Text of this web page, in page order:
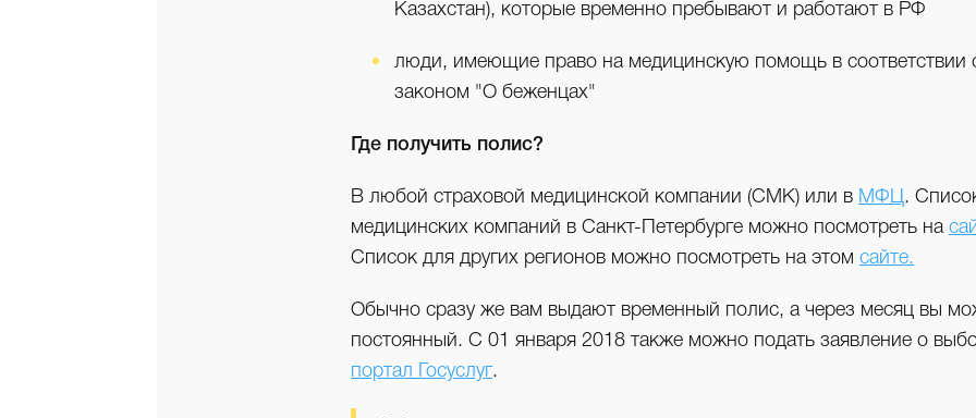
Казахстан), которые временно пребывают и работают в РФ
люди, имеющие право на медицинскую помощь в соответствии
законом "О беженцах"
Где получить полис?
В любой страховой медицинской компании (СМК) или в МФЦ .
медицинских компаний в Санкт-Петербурге можно посмотреть на
Список для других регионов можно посмотреть на этом сайте.
Обычно сразу же вам выдают временный полис, а через месяц вы
постоянный. С 01 января 2018 также можно подать заявление о
портал Госуслуг.